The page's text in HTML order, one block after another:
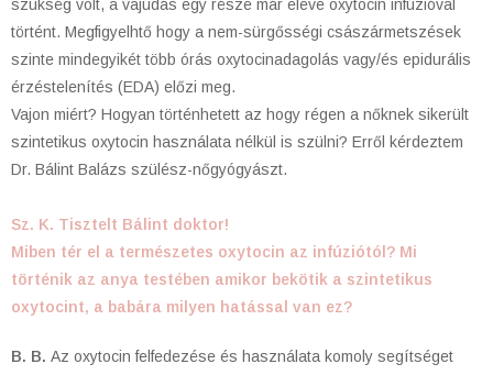
szükség volt, a vajúdás egy része már eleve oxytocin infúzióval
történt. Megfigyelhtő hogy a nem-sürgősségi császármetszések
szinte mindegyikét több órás oxytocinadagolás vagy/és epidurális
érzéstelenítés (EDA) előzi meg.
Vajon miért? Hogyan történhetett az hogy régen a nőknek sikerült
szintetikus oxytocin használata nélkül is szülni? Erről kérdeztem
Dr. Bálint Balázs szülész-nőgyógyászt.
Sz. K. Tisztelt Bálint doktor!
Miben tér el a természetes oxytocin az infúziótól? Mi
történik az anya testében amikor bekötik a szintetikus
oxytocint, a babára milyen hatással van ez?
B. B. Az oxytocin felfedezése és használata komoly segítséget